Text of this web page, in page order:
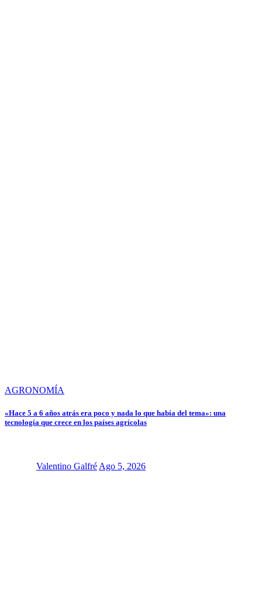
AGRONOMÍA
«Hace 5 a 6 años atrás era poco y nada lo que había del tema»: una
tecnología que crece en los países agrícolas
Valentino Galfré Ago 5, 2026